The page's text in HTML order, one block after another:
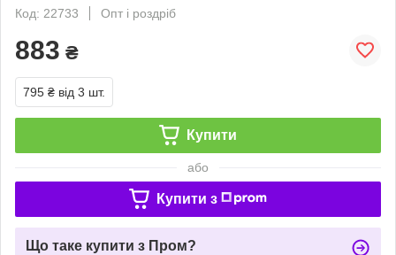
Код: 22733
Опт і роздріб
883 ₴
795 ₴ від 3 шт.
Купити
або
Купити з
Що таке купити з Пром?